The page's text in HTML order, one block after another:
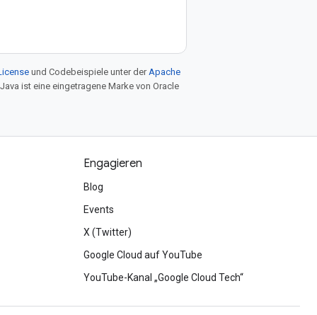
und Codebeispiele unter derApache
ist eine eingetragene Marke von Oracle
Engagieren
Blog
Events
X (Twitter)
Google Cloud auf YouTube
YouTube-Kanal „Google Cloud Tech“